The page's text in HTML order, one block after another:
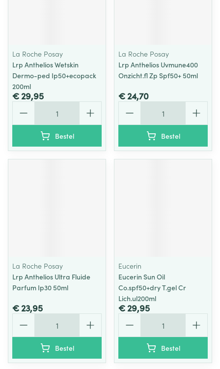
La Roche Posay
Lrp Anthelios Wetskin
Dermo-ped Ip50+ecopack
200ml
€ 29,95
Bestel
La Roche Posay
Lrp Anthelios Uvmune400
Onzicht.fl Zp Spf50+ 50ml
€ 24,70
Bestel
La Roche Posay
Lrp Anthelios Ultra Fluide
Parfum Ip30 50ml
€ 23,95
Bestel
Eucerin
Eucerin Sun Oil
Co.spf50+dry T.gel Cr
Lich.ul200ml
€ 29,95
Bestel